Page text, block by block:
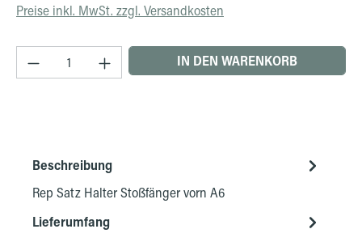
Preise inkl. MwSt. zzgl. Versandkosten
Produkt Anzahl: Gib den gewünschten Wert
IN DEN WARENKORB
Beschreibung
Rep Satz Halter Stoßfänger vorn A6
Lieferumfang